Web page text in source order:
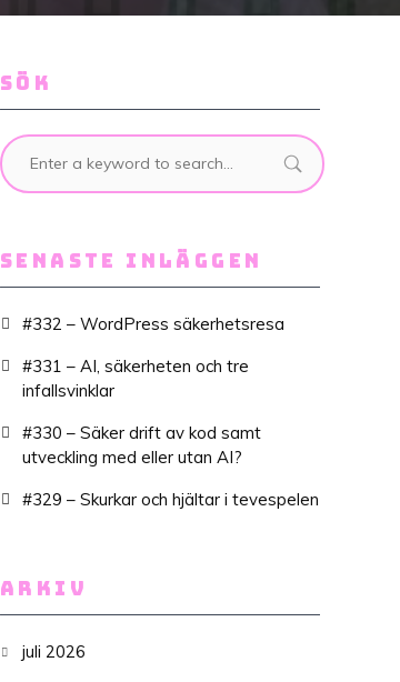
SÖK
SENASTE INLÄGGEN
#332 – WordPress säkerhetsresa
#331 – AI, säkerheten och tre
infallsvinklar
#330 – Säker drift av kod samt
utveckling med eller utan AI?
#329 – Skurkar och hjältar i tevespelen
ARKIV
juli 2026